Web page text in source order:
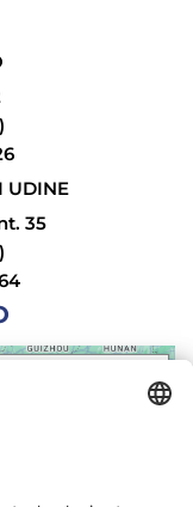
UDINE
35
map
e sii il